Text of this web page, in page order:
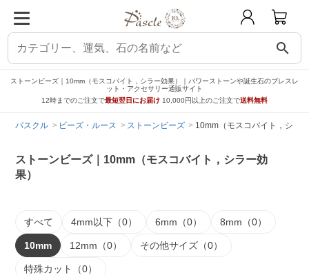
search
ストーンビーズ｜10mm（モスコバイト，シラー効果）｜パワーストーンや誕生石のブレスレ
ット・アクセサリー通販サイト
12時までのご注文で最短翌日にお届け 10,000円以上のご注文で送料無料
パスクル ビーズ・ルース ストーンビーズ 10mm（モスコバイト，シラ
ストーンビーズ｜10mm（モスコバイト，シラー効
果）
すべて 4mm以下（0） 6mm（0） 8mm（0）
10mm 12mm（0） その他サイズ（0）
特殊カット（0）